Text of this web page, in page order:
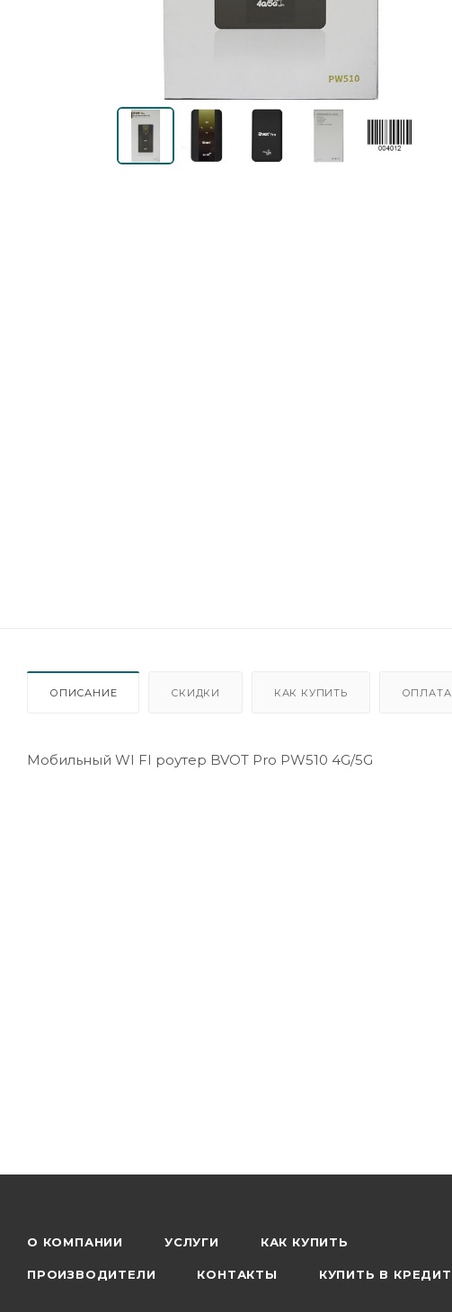
ОПИСАНИЕ СКИДКИ КАК КУПИТЬ ОПЛАТА
Мобильный WI FI роутер BVOT Pro PW510 4G/5G
О КОМПАНИИ УСЛУГИ КАК КУПИТЬ
ПРОИЗВОДИТЕЛИ КОНТАКТЫ КУПИТЬ В КРЕДИТ